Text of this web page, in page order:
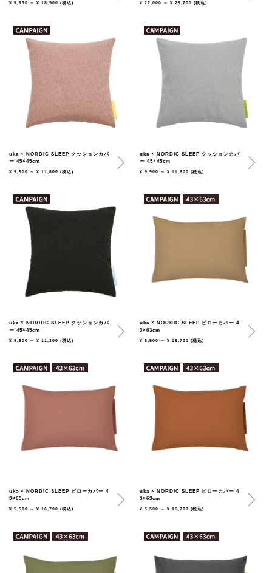
¥ 5,830 ～ ¥ 18,900 (税込) ¥ 22,000 ～ ¥ 29,700(税込)
uka × NORDIC SLEEP クッションカバ
ー 45×45cm
¥ 9,900 ～ ¥ 11,800 (税込)
uka × NORDIC SLEEP クッションカバ
ー 45×45cm
¥ 9,900 ～ ¥ 11,800(税込)
uka × NORDIC SLEEP クッションカバ
ー 45×45cm
¥ 9,900 ～ ¥ 11,800 (税込)
uka × NORDIC SLEEP ピローカバー 4
3×63cm
¥ 5,500 ～ ¥ 16,700(税込)
uka × NORDIC SLEEP ピローカバー 4
3×63cm
¥ 5,500 ～ ¥ 16,700 (税込)
uka × NORDIC SLEEP ピローカバー 4
3×63cm
¥ 5,500 ～ ¥ 16,700(税込)